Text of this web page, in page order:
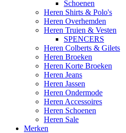
Schoenen
Heren Shirts & Polo's
Heren Overhemden
Heren Truien & Vesten
SPENCERS
Heren Colberts & Gilets
Heren Broeken
Heren Korte Broeken
Heren Jeans
Heren Jassen
Heren Ondermode
Heren Accessoires
Heren Schoenen
Heren Sale
Merken